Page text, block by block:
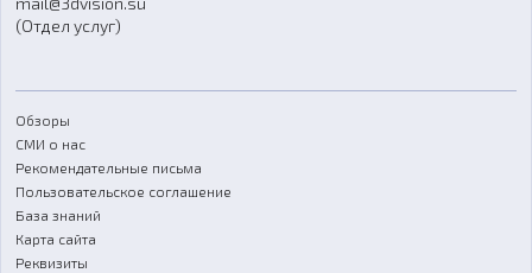
(Отдел услуг)
Обзоры
СМИ о нас
Рекомендательные письма
Пользовательское соглашение
База знаний
Карта сайта
Реквизиты